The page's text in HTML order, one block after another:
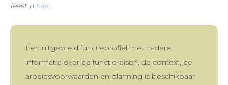
leest u hier.
Een uitgebreid functieprofiel met nadere
informatie over de functie-eisen, de context, de
arbeidsvoorwaarden en planning is beschikbaar